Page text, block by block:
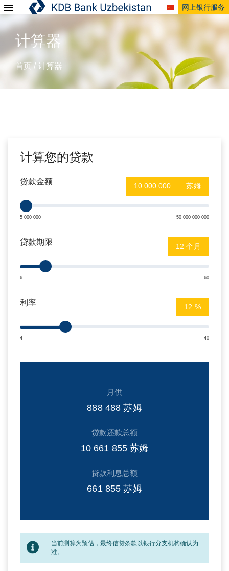
网上银行服务
计算器
首页/ 计算器
计算您的贷款
贷款金额 苏姆
5 000 000 50 000 000 000
贷款期限 个月
6 60
利率 %
4 40
月供
888 488 苏姆
贷款还款总额
10 661 855 苏姆
贷款利息总额
661 855 苏姆
当前测算为预估，最终信贷条款以银行分支机构确认为
准。